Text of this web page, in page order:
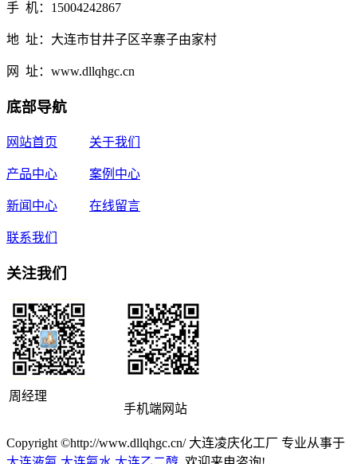
手 机：15004242867
地 址：大连市甘井子区辛寨子由家村
网 址：www.dllqhgc.cn
底部导航
网站首页 关于我们
产品中心 案例中心
新闻中心 在线留言
联系我们
关注我们
周经理
手机端网站
Copyright ©http://www.dllqhgc.cn/ 大连凌庆化工厂 专业从事于